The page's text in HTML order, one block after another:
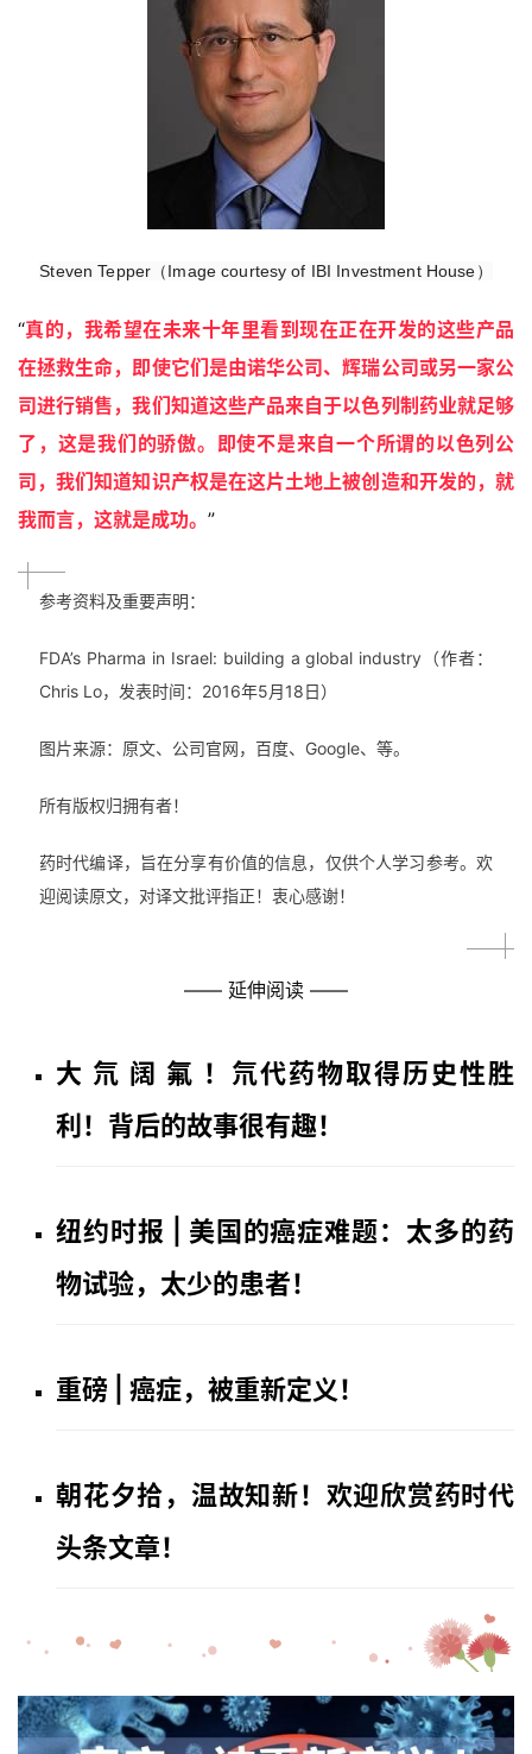
Steven Tepper（Image courtesy of IBI Investment House）
“真的，我希望在未来十年里看到现在正在开发的这些产品
在拯救生命，即使它们是由诺华公司、辉瑞公司或另一家公
司进行销售，我们知道这些产品来自于以色列制药业就足够
了，这是我们的骄傲。即使不是来自一个所谓的以色列公
司，我们知道知识产权是在这片土地上被创造和开发的，就
我而言，这就是成功。 ”
参考资料及重要声明：
FDA’s Pharma in Israel: building a global industry（作者：
Chris Lo，发表时间：2016年5月18日）
图片来源：原文、公司官网，百度、Google、等。
所有版权归拥有者！
药时代编译，旨在分享有价值的信息，仅供个人学习参考。欢
迎阅读原文，对译文批评指正！衷心感谢！
—— 延伸阅读 ——
大 氘 阔 氟 ！氘代药物取得历史性胜
利！背后的故事很有趣！
纽约时报 | 美国的癌症难题：太多的药
物试验，太少的患者！
重磅 | 癌症，被重新定义！
朝花夕拾，温故知新！欢迎欣赏药时代
头条文章！